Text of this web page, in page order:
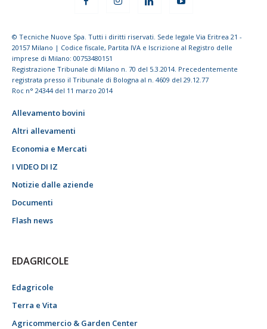
© Tecniche Nuove Spa. Tutti i diritti riservati. Sede legale Via Eritrea 21 -
20157 Milano | Codice fiscale, Partita IVA e Iscrizione al Registro delle
imprese di Milano: 00753480151
Registrazione Tribunale di Milano n. 70 del 5.3.2014. Precedentemente
registrata presso il Tribunale di Bologna al n. 4609 del 29.12.77
Roc n° 24344 del 11 marzo 2014
Allevamento bovini
Altri allevamenti
Economia e Mercati
I VIDEO DI IZ
Notizie dalle aziende
Documenti
Flash news
EDAGRICOLE
Edagricole
Terra e Vita
Agricommercio & Garden Center